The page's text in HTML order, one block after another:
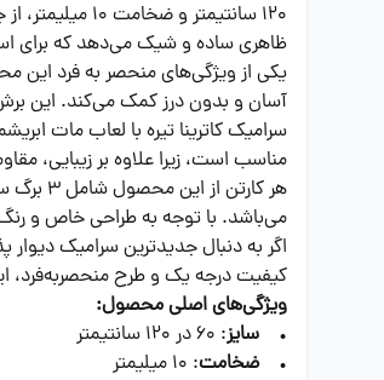
120
ظاهری ساده و شیک می‌دهد که برای
آسان و بدون درز کمک می‌کند. این
سرامیک کاترینا تیره با لعاب مات
مناسب است، زیرا علاوه بر زیبایی،
می‌باشد. با توجه به طراحی خاص و
اگر به دنبال جدیدترین سرامیک
کیفیت درجه یک و طرح منحصربه‌فرد،
ویژگی‌های اصلی محصول:
• سایز: 60 در 120 سانتیمتر
•ضخامت: 10 میلیمتر